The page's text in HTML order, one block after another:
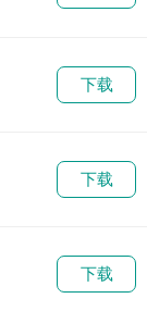
下载
下载
下载